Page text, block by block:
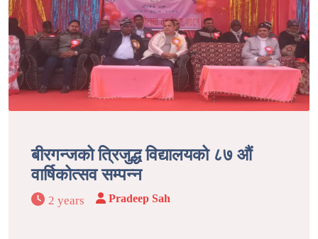
बीरगन्जको त्रिजुद्ध विद्यालयको ८७ औं
वार्षिकोत्सव सम्पन्न
2 years Pradeep Sah